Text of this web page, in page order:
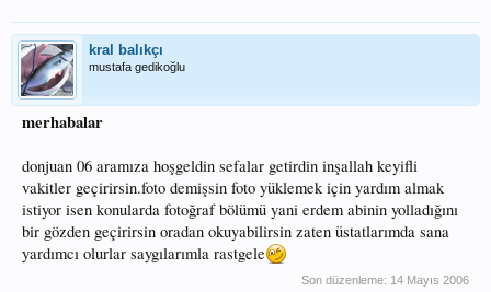
kral balıkçı
mustafa gedikoğlu
merhabalar
donjuan 06 aramıza hoşgeldin sefalar getirdin inşallah keyifli
vakitler geçirirsin.foto demişsin foto yüklemek için yardım almak
istiyor isen konularda fotoğraf bölümü yani erdem abinin yolladığını
bir gözden geçirirsin oradan okuyabilirsin zaten üstatlarımda sana
yardımcı olurlar saygılarımla rastgele
Son düzenleme: 14 Mayıs 2006